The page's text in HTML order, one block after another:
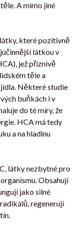
A mimo jiné
které pozitivně
látkou v
jež příznivě
těle a
Některé studie
buňkách i v
do té míry, že
HCA má tedy
a na hladinu
látky nezbytné pro
Obsahují
jako silné
regenerují